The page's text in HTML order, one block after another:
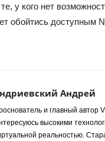
у кого нет
обойтись доступным
Андрей
и главный автор
высокими
реальностью.